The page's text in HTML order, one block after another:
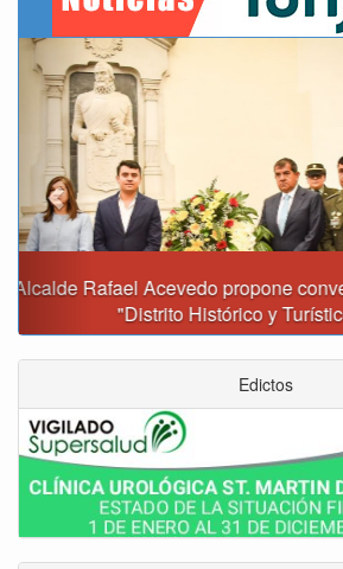
Gobernación y Alcaldía de Tunja
con inversiones superiores a
Previous
Edictos